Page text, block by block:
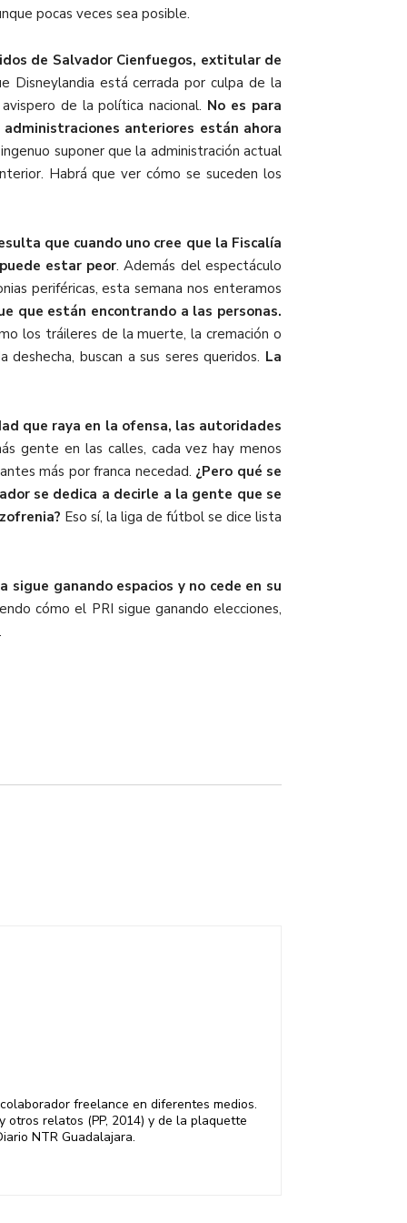
pocas veces sea posible.
de Salvador Cienfuegos, extitular de
Disneylandia está cerrada por culpa de la
de la política nacional. No es para
anteriores están ahora
suponer que la administración actual
Habrá que ver cómo se suceden los
que cuando uno cree que la Fiscalía
estar peor. Además del espectáculo
periféricas, esta semana nos enteramos
que están encontrando a las personas.
los tráileres de la muerte, la cremación o
buscan a sus seres queridos. La
que raya en la ofensa, las autoridades
gente en las calles, cada vez hay menos
más por franca necedad. ¿Pero qué se
se dedica a decirle a la gente que se
Eso sí, la liga de fútbol se dice lista
ganando espacios y no cede en su
cómo el PRI sigue ganando elecciones,
freelance en diferentes medios.
otros relatos (PP, 2014) y de la plaquette
NTR Guadalajara.